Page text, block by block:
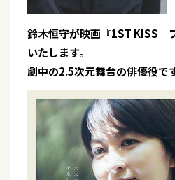
鈴木恒守が映画『1ST KISS
いたします。
劇中の2.5次元舞台の俳優役で